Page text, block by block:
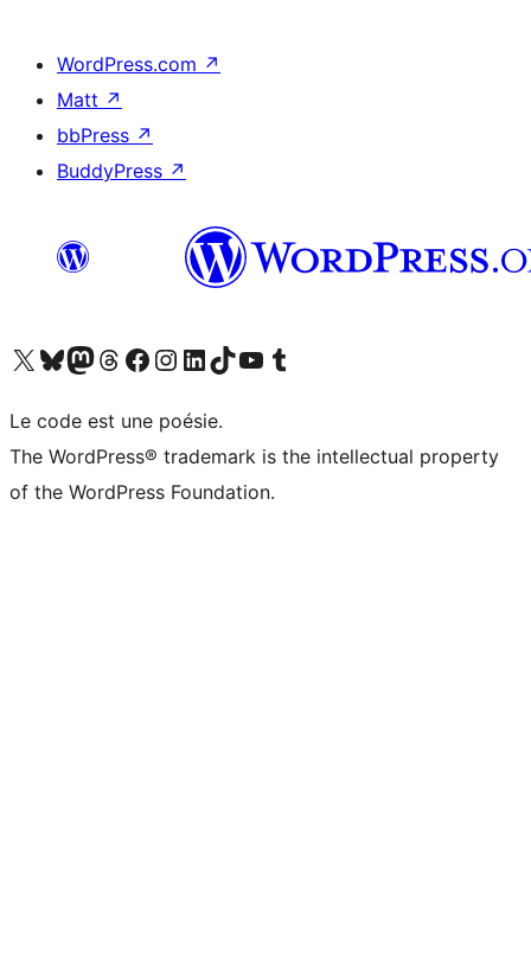
WordPress.com ↗
Matt ↗
bbPress ↗
BuddyPress ↗
Visitez notre compte X (précédemment Twitter)
Visiter notre compte Bluesky
Visiter notre compte Mastodon
Visiter notre compte Threads
Consulter notre compte Facebook
Consulter notre compte Instagram
Consulter notre compte LinkedIn
Visiter notre compte TokTok
Visiter notre chaîne YouTube
Visiter notre compte Tumblr
Le code est une poésie.
The WordPress® trademark is the intellectual property
of the WordPress Foundation.